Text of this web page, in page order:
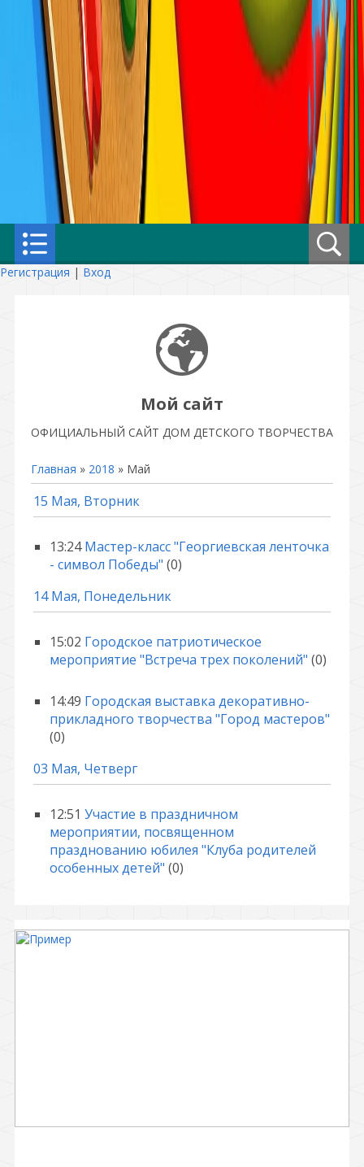
Регистрация | Вход
Мой сайт
ОФИЦИАЛЬНЫЙ САЙТ ДОМ ДЕТСКОГО ТВОРЧЕСТВА
Главная » 2018 » Май
15 Мая, Вторник
13:24 Мастер-класс "Георгиевская ленточка
- символ Победы" (0)
14 Мая, Понедельник
15:02 Городское патриотическое
мероприятие "Встреча трех поколений" (0)
14:49 Городская выставка декоративно-
прикладного творчества "Город мастеров"
(0)
03 Мая, Четверг
12:51 Участие в праздничном
мероприятии, посвященном
празднованию юбилея "Клуба родителей
особенных детей" (0)